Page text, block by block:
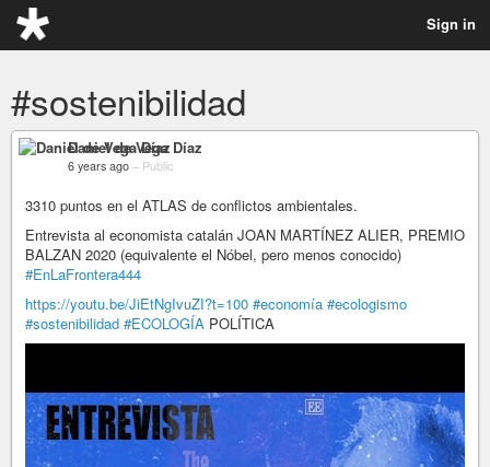
Sign in
#sostenibilidad
Daniel de Vega Díaz
6 years ago – Public
3310 puntos en el ATLAS de conflictos ambientales.
Entrevista al economista catalán JOAN MARTÍNEZ ALIER, PREMIO
BALZAN 2020 (equivalente el Nóbel, pero menos conocido)
#EnLaFrontera444
https://youtu.be/JiEtNgIvuZI?t=100 #economía #ecologismo
#sostenibilidad #ECOLOGÍA POLÍTICA